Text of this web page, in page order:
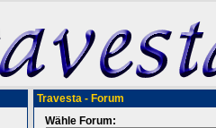
Travesta - Forum
Wähle Forum: